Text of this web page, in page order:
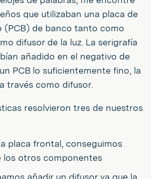
que utilizaban una placa de
(PCB) de banco tanto como
difusor de la luz. La serigrafía
añadido en el negativo de
PCB lo suficientemente fino, la
través como difusor.
resolvieron tres de nuestros
placa frontal, conseguimos
los otros componentes
añadir un difusor ya que la